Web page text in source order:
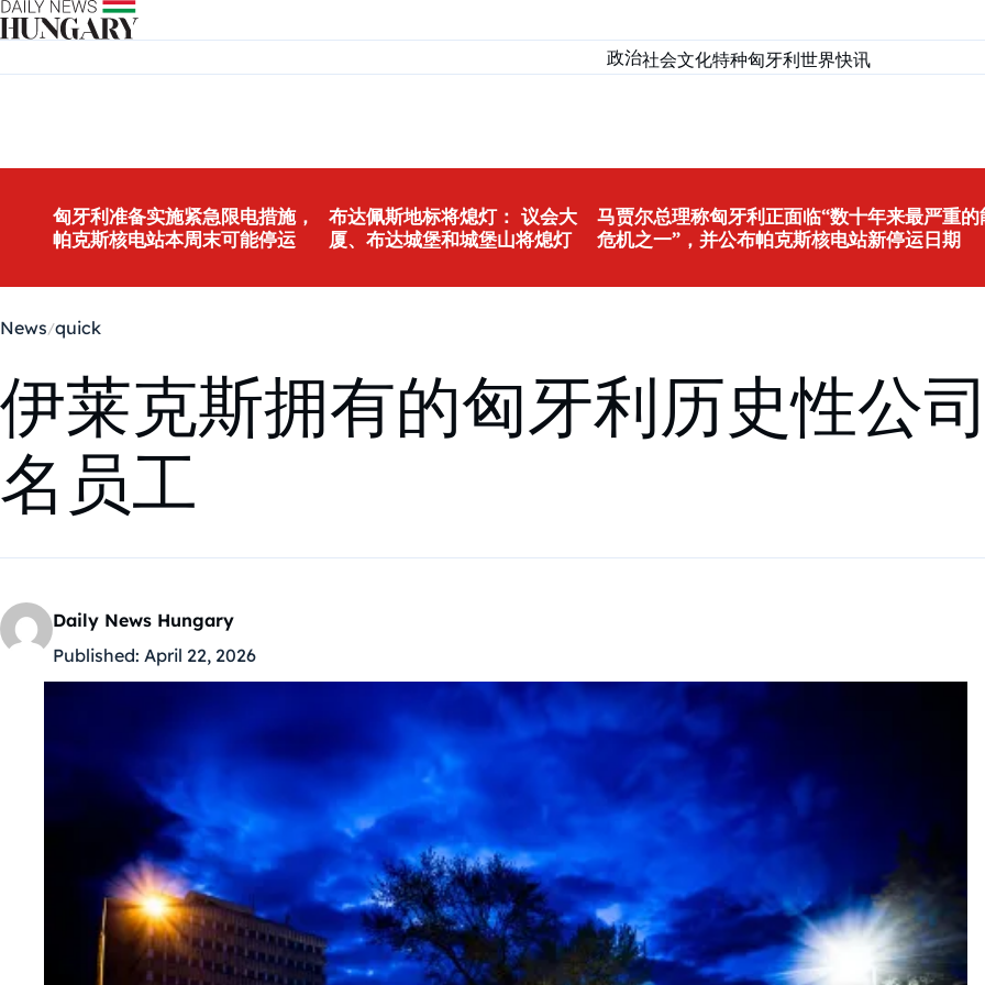
Skip to content
政治社会文化特种匈牙利世界快讯
匈牙利准备实施紧急限电措施，
帕克斯核电站本周末可能停运
布达佩斯地标将熄灯： 议会大
厦、布达城堡和城堡山将熄灯
马贾尔总理称匈牙利正面临“数十年来最严重的
危机之一”，并公布帕克斯核电站新停运日期
News quick
伊莱克斯拥有的匈牙利历史性公
名员工
Daily News Hungary
Published: April 22, 2026